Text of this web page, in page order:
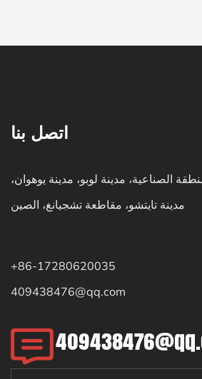
اتصل بنا
الصناعية، مدينة لوبو، مدينة يوهوان،
مدينة تايتشو، مقاطعة تشجيانغ، الصين
+86-17280620035
409438476@qq.com